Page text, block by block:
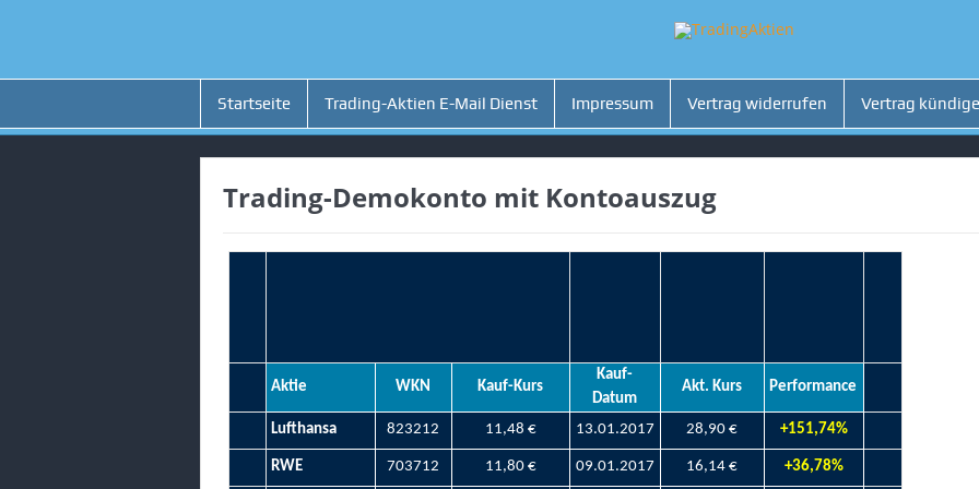
Startseite Trading-Aktien E-Mail Dienst Impressum Vertrag widerrufen Vertrag
Trading-Demokonto mit Kontoauszug
Aktie WKN Kauf-Kurs
Kauf-
Datum
Akt. Kurs Performance
Lufthansa 823212 11,48 € 13.01.2017 28,90 € +151,74%
RWE 703712 11,80 € 09.01.2017 16,14 € +36,78%